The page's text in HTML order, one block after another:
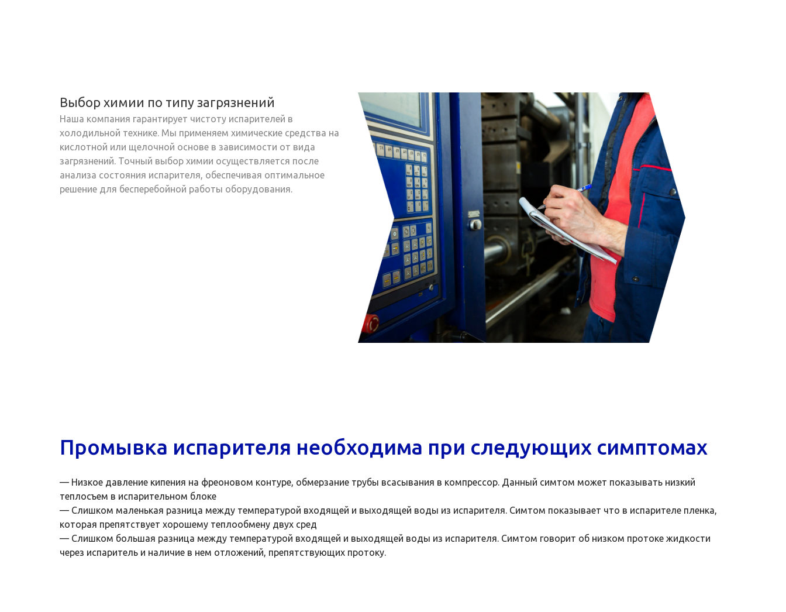
Выбор химии по типу загрязнений
Наша компания гарантирует чистоту испарителей в
холодильной технике. Мы применяем химические средства на
кислотной или щелочной основе в зависимости от вида
загрязнений. Точный выбор химии осуществляется после
анализа состояния испарителя, обеспечивая оптимальное
решение для бесперебойной работы оборудования.
Промывка испарителя необходима при следующих симптомах
— Низкое давление кипения на фреоновом контуре, обмерзание трубы всасывания в компрессор. Данный симтом может показывать низкий
теплосъем в испарительном блоке
— Слишком маленькая разница между температурой входящей и выходящей воды из испарителя. Симтом показывает что в испарителе пленка,
которая препятствует хорошему теплообмену двух сред
— Слишком большая разница между температурой входящей и выходящей воды из испарителя. Симтом говорит об низком протоке жидкости
через испаритель и наличие в нем отложений, препятствующих протоку.